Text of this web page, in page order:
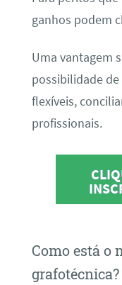
ganhos podem
Uma vantagem
possibilidade
flexíveis,
profissionais.
Como está o
grafotécnica?